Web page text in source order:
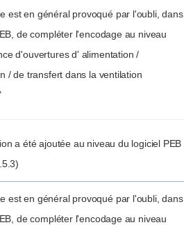
est en général provoqué par l'oubli, dans
de compléter l'encodage au niveau
d'ouvertures d' alimentation /
/ de transfert dans la ventilation
a été ajoutée au niveau du logiciel PEB
est en général provoqué par l'oubli, dans
de compléter l'encodage au niveau